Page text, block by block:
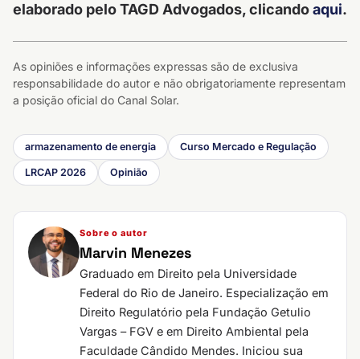
elaborado pelo TAGD Advogados, clicandoaqui.
As opiniões e informações expressas são de exclusiva
responsabilidade do autor e não obrigatoriamente representam
a posição oficial do Canal Solar.
armazenamento de energia Curso Mercado e Regulação
LRCAP 2026 Opinião
Sobre o autor
Marvin Menezes
Graduado em Direito pela Universidade
Federal do Rio de Janeiro. Especialização em
Direito Regulatório pela Fundação Getulio
Vargas – FGV e em Direito Ambiental pela
Faculdade Cândido Mendes. Iniciou sua